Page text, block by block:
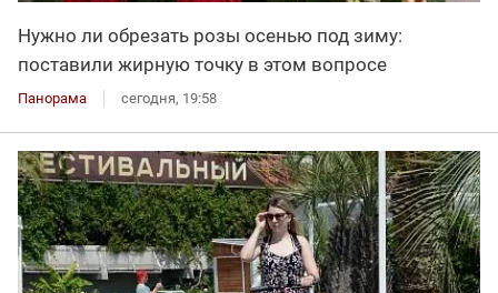
Нужно ли обрезать розы осенью под зиму:
поставили жирную точку в этом вопросе
Панорама сегодня, 19:58